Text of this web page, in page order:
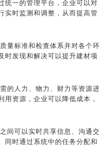
统一的管理平台，企业可以对
实时监测和调整，从而提高管
标准和检查体系并对各个环
时发现和解决可以提升建材项
人力、物力、财力等资源进
用资源，企业可以降低成本，
可以实时共享信息、沟通交
同时通过系统中的任务分配和